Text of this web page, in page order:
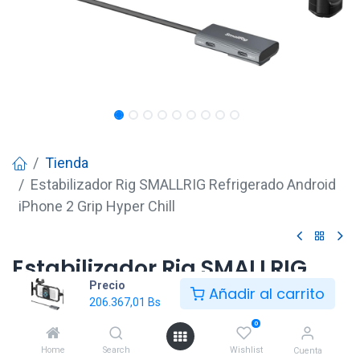
Precio
206.367,01 Bs Añadir al carrito
Home Search
0
Wishlist Cuenta
Tienda
Estabilizador Rig SMALLRIG Refrigerado Android
iPhone 2 Grip Hyper Chill
Estabilizador Rig SMALLRIG
Refrigerado Android iPhone 2
Grip Hyper Chill